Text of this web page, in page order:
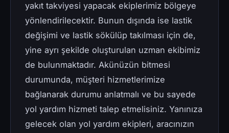
yakıt takviyesi yapacak ekiplerimiz bölgeye
yönlendirilecektir. Bunun dışında ise lastik
değişimi ve lastik sökülüp takılması için de,
yine ayrı şekilde oluşturulan uzman ekibimiz
de bulunmaktadır. Akünüzün bitmesi
durumunda, müşteri hizmetlerimize
bağlanarak durumu anlatmalı ve bu sayede
yol yardım hizmeti talep etmelisiniz. Yanınıza
gelecek olan yol yardım ekipleri, aracınızın